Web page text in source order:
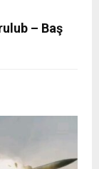
– Baş